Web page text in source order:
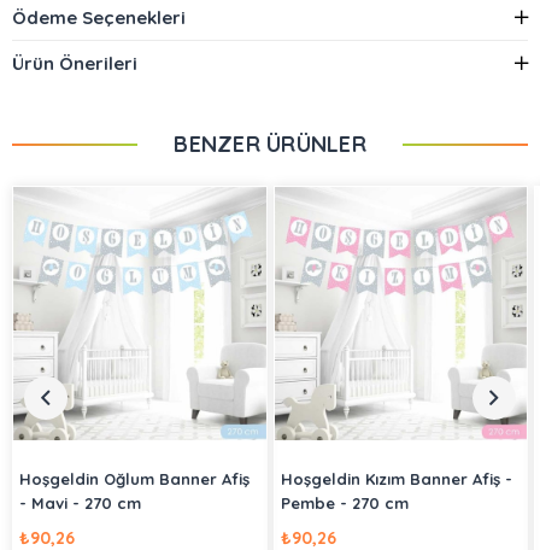
Ödeme Seçenekleri
Ürün Önerileri
BENZER ÜRÜNLER
Hoşgeldin Oğlum Banner Afiş
- Mavi - 270 cm
₺90,26
Hoşgeldin Kızım Banner Afiş -
Pembe - 270 cm
₺90,26